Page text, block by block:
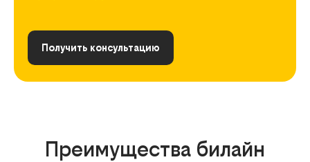
Получить консультацию
Преимущества билайн